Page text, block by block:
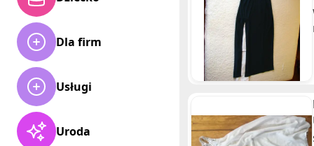
Dla firm
Usługi
Uroda